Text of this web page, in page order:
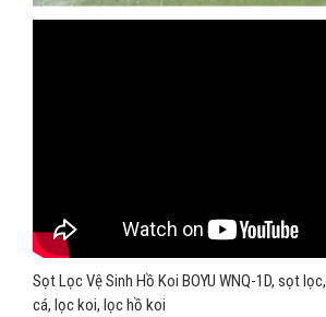
Sọt Lọc Vệ Sinh Hồ Koi BOYU WNQ-1D, sọt
cá, lọc koi, lọc hồ koi